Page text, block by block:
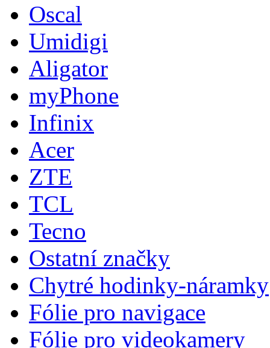
Oscal
Umidigi
Aligator
myPhone
Infinix
Acer
ZTE
TCL
Tecno
Ostatní značky
Chytré hodinky-náramky
Fólie pro navigace
Fólie pro videokamery